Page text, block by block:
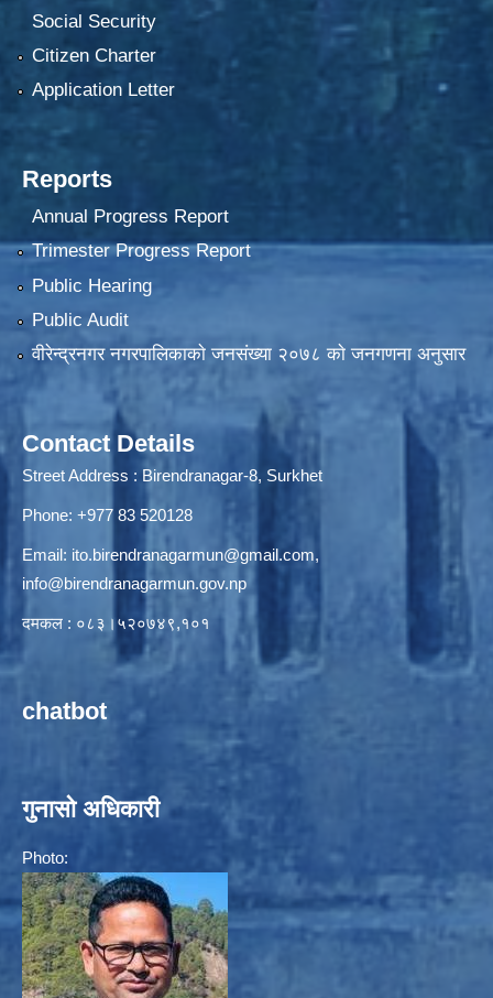
Social Security
Citizen Charter
Application Letter
Reports
Annual Progress Report
Trimester Progress Report
Public Hearing
Public Audit
वीरेन्द्रनगर नगरपालिकाकाे जनसंख्या २०७८ काे जनगणना अनुसार
Contact Details
Street Address : Birendranagar-8, Surkhet
Phone: +977 83 520128
Email: ito.birendranagarmun@gmail.com,
info@birendranagarmun.gov.np
दमकल : ०८३।५२०७४९,१०१
chatbot
गुनासो अधिकारी
Photo: